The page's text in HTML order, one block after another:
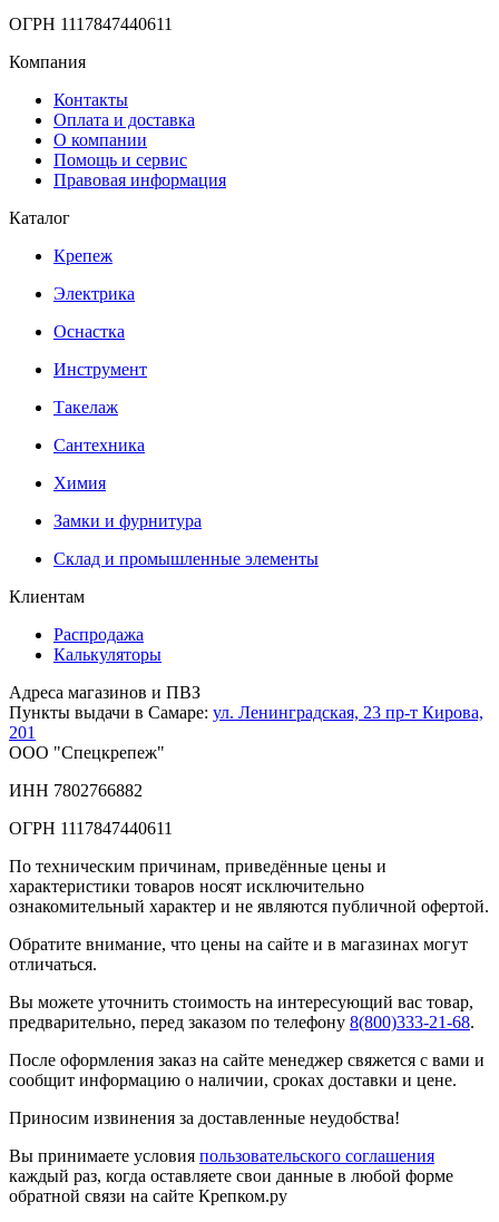
ОГРН 1117847440611
Компания
Контакты
Оплата и доставка
О компании
Помощь и сервис
Правовая информация
Каталог
Крепеж
Электрика
Оснастка
Инструмент
Такелаж
Сантехника
Химия
Замки и фурнитура
Склад и промышленные элементы
Клиентам
Распродажа
Калькуляторы
Адреса магазинов и ПВЗ
Пункты выдачи в Самаре: ул. Ленинградская, 23 пр-т Кирова,
201
ООО "Спецкрепеж"
ИНН 7802766882
ОГРН 1117847440611
По техническим причинам, приведённые цены и
характеристики товаров носят исключительно
ознакомительный характер и не являются публичной офертой.
Обратите внимание, что цены на сайте и в магазинах могут
отличаться.
Вы можете уточнить стоимость на интересующий вас товар,
предварительно, перед заказом по телефону 8(800)333-21-68.
После оформления заказ на сайте менеджер свяжется с вами и
сообщит информацию о наличии, сроках доставки и цене.
Приносим извинения за доставленные неудобства!
Вы принимаете условия пользовательского соглашения
каждый раз, когда оставляете свои данные в любой форме
обратной связи на сайте Крепком.ру